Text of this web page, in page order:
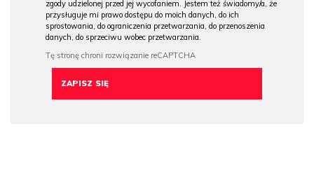
zgody udzielonej przed jej wycofaniem. Jestem też świadomy/a, że
przysługuje mi prawo dostępu do moich danych, do ich
sprostowania, do ograniczenia przetwarzania, do przenoszenia
danych, do sprzeciwu wobec przetwarzania.